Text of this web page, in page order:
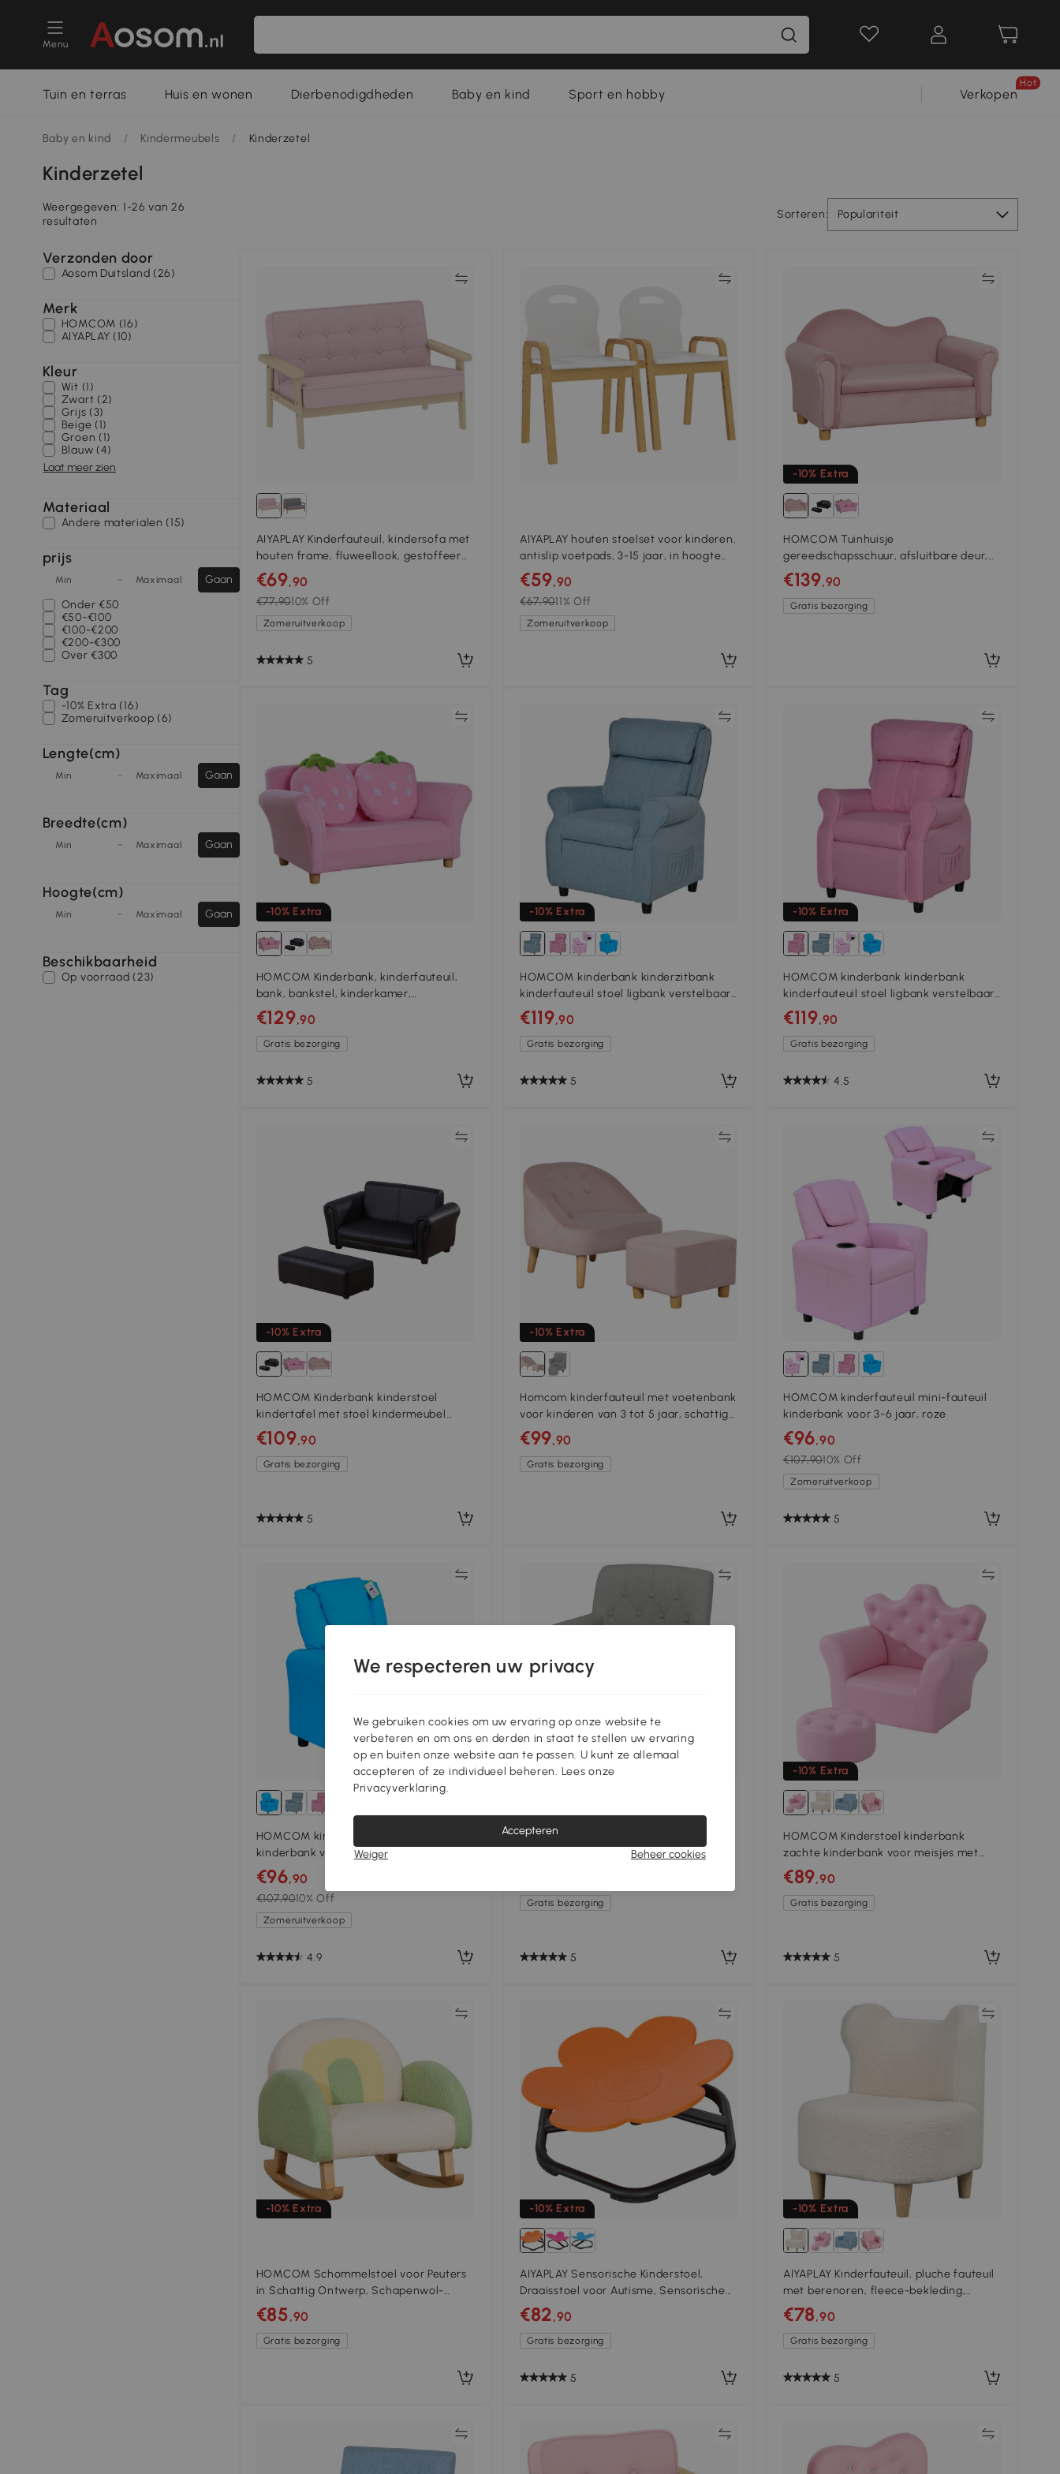
Menu
Tuin en terras Huis en wonen Dierbenodigdheden Baby en kind Sport en hobby Verkopen
Hot
Baby en kind / Kindermeubels / Kinderzetel
Kinderzetel
Weergegeven: 1-26 van 26
resultaten
Sorteren: Populariteit
Verzonden door
Aosom Duitsland (26)
Merk
HOMCOM (16)
AIYAPLAY (10)
Kleur
Wit (1)
Zwart (2)
Grijs (3)
Beige (1)
Groen (1)
Blauw (4)
Laat meer zien
Materiaal
Andere materialen (15)
prijs
Min - Maximaal
Gaan
Onder €50
€50-€100
€100-€200
€200-€300
Over€300
Tag
-10% Extra (16)
Zomeruitverkoop (6)
Lengte(cm)
Min - Maximaal Gaan
Breedte(cm)
Min - Maximaal Gaan
Hoogte(cm)
Min - Maximaal Gaan
Beschikbaarheid
Op voorraad (23)
AIYAPLAY Kinderfauteuil, kindersofa met
houten frame, fluweellook, gestoffeerd,
voor kinderen van 3-15 jaar Roze
€69,90
€77,9010% Off
Zomeruitverkoop
5
AIYAPLAY houten stoelset voor kinderen,
antislip voetpads, 3-15 jaar, in hoogte
verstelbaar, Wit
€59,90
€67,9011% Off
Zomeruitverkoop
-10% Extra
HOMCOM Tuinhuisje
gereedschapsschuur, afsluitbare deur,
weerbestendig, inclusief planken, 196
cm x 236 cm x 208 cm, Zwart
€139,90
Gratis bezorging
-10% Extra
HOMCOM Kinderbank, kinderfauteuil,
bank, bankstel, kinderkamer,
tweezitsbank, aardbeienbank
€129,90
Gratis bezorging
5
-10% Extra
HOMCOM kinderbank kinderzitbank
kinderfauteuil stoel ligbank verstelbaar
met voetensteun voor 3-8 jaar jongens
en meisjes blauw 58 x 53 x 70 cm
€119,90
Gratis bezorging
5
-10% Extra
HOMCOM kinderbank kinderbank
kinderfauteuil stoel ligbank verstelbaar
met voetensteun voor 3-8 jaar jongens
en meisjes roze 58x53x70cm
€119,90
Gratis bezorging
4.5
-10% Extra
HOMCOM Kinderbank kinderstoel
kindertafel met stoel kindermeubel
kinderkamer
€109,90
Gratis bezorging
5
-10% Extra
Homcom kinderfauteuil met voetenbank
voor kinderen van 3 tot 5 jaar, schattig
fluwelen design, 51 cm x 51 cm x 50 cm,
roze
€99,90
Gratis bezorging
HOMCOM kinderfauteuil mini-fauteuil
kinderbank voor 3-6 jaar, roze
€96,90
€107,9010% Off
Zomeruitverkoop
5
HOMCOM kinderfauteuil, mini-fauteuil,
kinderbank voor 3-6 jaar, blauw
€96,90
€107,9010% Off
Zomeruitverkoop
4.9
-10% Extra
Vergelijk
AIYAPLAY Kinderstoel met Poef,
Rugleuning in Diamantpatroon, Zachte
Gratis bezorging
5
-10% Extra
HOMCOM Kinderstoel kinderbank
zachte kinderbank voor meisjes met
kristallen knopen kruk roze
€89,90
Gratis bezorging
5
-10% Extra
HOMCOM Schommelstoel voor Peuters
in Schattig Ontwerp, Schapenwol-
Imitatie, Eucalyptushout Groen + Geel
Beige
€85,90
Gratis bezorging
-10% Extra
Vergelijk
AIYAPLAY Sensorische Kinderstoel,
Draaisstoel voor Autisme, Sensorische
Balans Trainingszit, Kunststof Oranje
€82,90
Gratis bezorging
5
-10% Extra
Vergelijk
AIYAPLAY Kinderfauteuil, pluche fauteuil
met berenoren, fleece-bekleding,
schuim, Beige
€78,90
Gratis bezorging
5
Vergelijk
We respecteren uw privacy
We gebruiken cookies om uw ervaring op onze website te
verbeteren en om ons en derden in staat te stellen uw ervaring
op en buiten onze website aan te passen. U kunt ze allemaal
accepteren of ze individueel beheren. Lees onze
Privacyverklaring.
Accepteren
Weiger
Beheer cookies